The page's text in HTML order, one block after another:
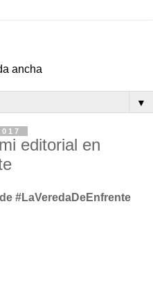
ancha
▼
editorial en
#LaVeredaDeEnfrente